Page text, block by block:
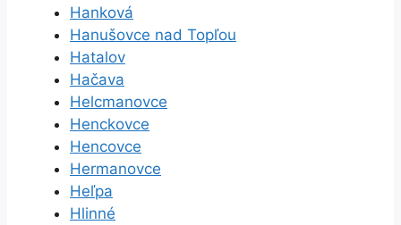
Hanková
Hanušovce nad Topľou
Hatalov
Hačava
Helcmanovce
Henckovce
Hencovce
Hermanovce
Heľpa
Hlinné